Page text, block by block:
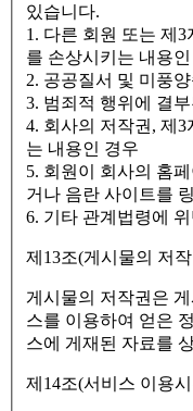
있습니다.
1. 다른 회원 또는 제
를 손상시키는 내용
2. 공공질서 및 미풍
3. 범죄적 행위에 결
4. 회사의 저작권, 제
는 내용인 경우
5. 회원이 회사의 홈
거나 음란 사이트를
6. 기타 관계법령에
제13조(게시물의 저
게시물의 저작권은
스를 이용하여 얻은
스에 게재된 자료를
제14조(서비스 이용